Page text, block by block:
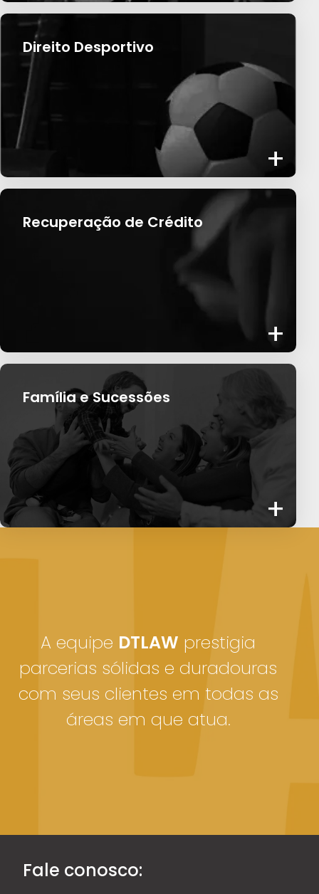
Direito Desportivo
+
Recuperação de Crédito
+
Família e Sucessões
+
A equipe DTLAW prestigia
parcerias sólidas e duradouras
com seus clientes em todas as
áreas em que atua.
Fale conosco: